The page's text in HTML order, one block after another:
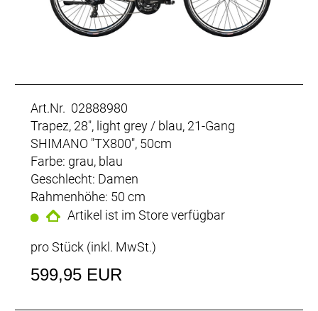
Art.Nr. 02888980
Trapez, 28", light grey / blau, 21-Gang
SHIMANO "TX800", 50cm
Farbe: grau, blau
Geschlecht: Damen
Rahmenhöhe: 50 cm
Artikel ist im Store verfügbar
pro Stück (inkl. MwSt.)
599,95 EUR